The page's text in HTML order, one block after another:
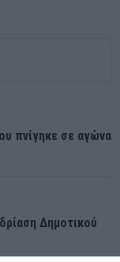
πνίγηκε σε αγώνα
Δημοτικού